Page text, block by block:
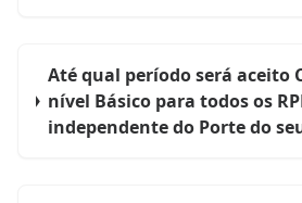
Até qual período será aceito
nível Básico para todos os
independente do Porte do